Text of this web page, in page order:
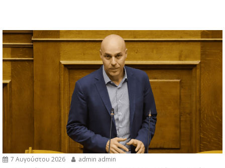
7 Αυγούστου 2026 admin admin